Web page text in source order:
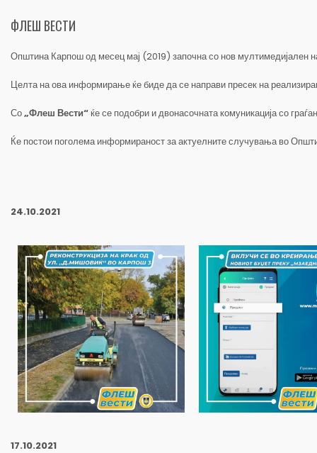
ФЛЕШ ВЕСТИ
Општина Карпош од месец мај (2019) започна со нов мултимедијален
Целта на ова информирање ќе биде да се направи пресек на
Со„Флеш Вести“ ќе се подобри и двонасочната комуникација со
Ќе постои поголема информираност за актуелните случувања во
24.10.2021
17.10.2021